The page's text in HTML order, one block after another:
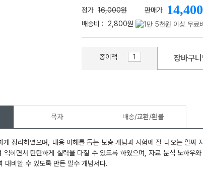
정가 16,000원 판매가 14,400
배송비 : 2,800원
종이책 장바구니
목차 배송/교환/환불
게 정리하였으며, 내용 이해를 돕는 보충 개념과 시험에 잘 나오는 알짜
익히면서 탄탄하게 실력을 다질 수 있도록 하였으며, 자료 분석 노하우
대비할 수 있도록 만든 필수 개념서다.